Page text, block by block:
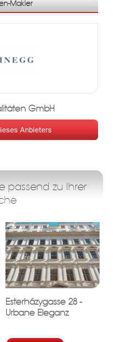
Makler
GmbH
Anbieters
passend zu Ihrer
Esterházygasse 28 -
Urbane Eleganz